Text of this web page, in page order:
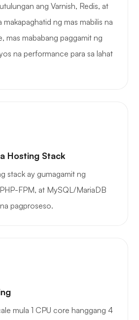
ang Varnish, Redis, at
ng mas mabilis na
mas mababang paggamit ng
na performance para sa lahat
Hosting Stack
stack ay gumagamit ng
FPM, at MySQL/MariaDB
pagproseso.
mula 1 CPU core hanggang 4